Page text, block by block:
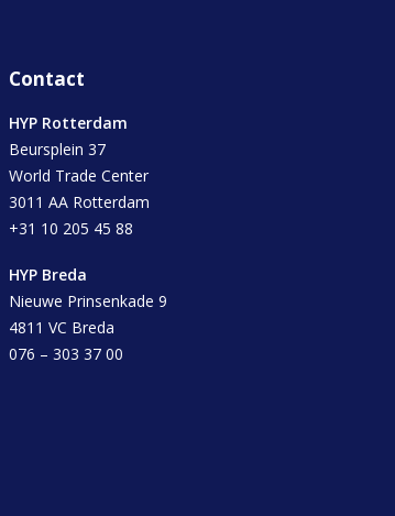
Contact
HYP Rotterdam
Beursplein 37
World Trade Center
3011 AA Rotterdam
+31 10 205 45 88
HYP Breda
Nieuwe Prinsenkade 9
4811 VC Breda
076 – 303 37 00